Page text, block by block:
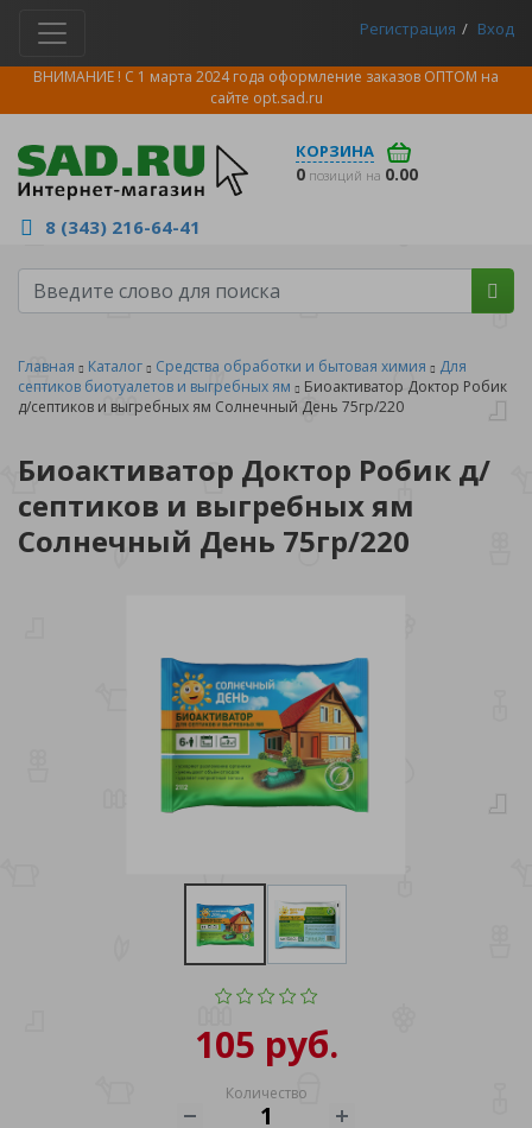
Регистрация Вход
ВНИМАНИЕ ! С 1 марта 2024 года оформление заказов ОПТОМ на
сайте opt.sad.ru
КОРЗИНА
0 позиций на 0.00
8 (343) 216-64-41
Главная Каталог Средства обработки и бытовая химия
Для
септиков биотуалетов и выгребных ям
Биоактиватор Доктор Робик
д/септиков и выгребных ям Солнечный День 75гр/220
Биоактиватор Доктор Робик д/
септиков и выгребных ям
Солнечный День 75гр/220
105 руб.
Количество